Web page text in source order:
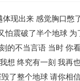
现出来 感觉胸口憋
怕震破了半个地球 为
的不当言语 当时 你
想 终究有一刻 我再
了整个地球 请你相